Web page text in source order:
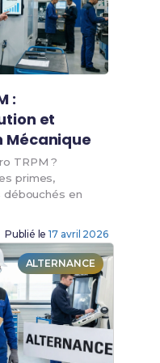
:
et
Mécanique
TRPM ?
primes,
en
Publié le17 avril 2026
ALTERNANCE